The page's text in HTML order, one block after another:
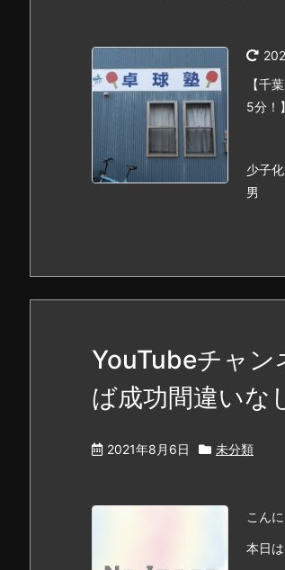
【千
5分！
少子
男
YouTubeチャ
ば成功間違いな
2021年8月6日 未分類
こん
本日